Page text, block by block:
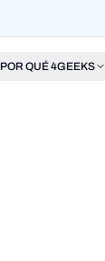
POR QUÉ 4GEEKS